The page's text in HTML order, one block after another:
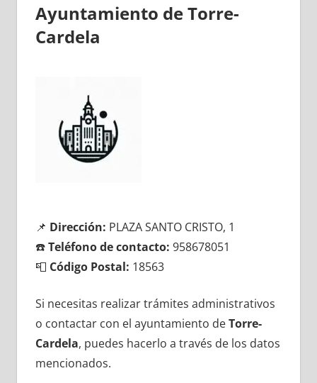
Ayuntamiento dе Torre-
Cardela
📌 Dirección: PLAZA SANTO CRISTO, 1
☎️Teléfono dе contacto: 958678051
📮 Código Postal: 18563
Si necesitas realizar trámites administrativos
ο contactar сοn el ayuntamiento dеTorre-
Cardela, puedes hacerlo а través dе los datos
mencionados.